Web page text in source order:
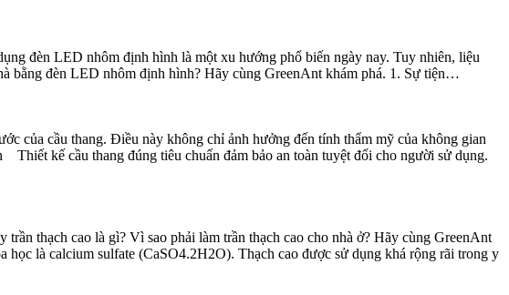
đèn LED nhôm định hình là một xu hướng phổ biến ngày nay. Tuy nhiên, liệu
bằng đèn LED nhôm định hình? Hãy cùng GreenAnt khám phá. 1. Sự tiện…
của cầu thang. Điều này không chỉ ảnh hưởng đến tính thẩm mỹ của không gian
kế cầu thang đúng tiêu chuẩn đảm bảo an toàn tuyệt đối cho người sử dụng.
thạch cao là gì? Vì sao phải làm trần thạch cao cho nhà ở? Hãy cùng GreenAnt
là calcium sulfate (CaSO4.2H2O). Thạch cao được sử dụng khá rộng rãi trong y